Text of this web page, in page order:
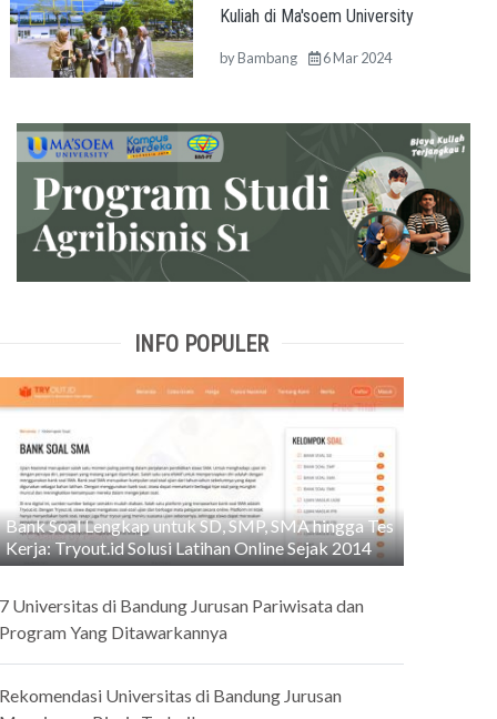
Kuliah di Ma'soem University
byBambang 6 Mar 2024
INFO POPULER
Bank Soal Lengkap untuk SD, SMP, SMA hingga Tes
Kerja: Tryout.id Solusi Latihan Online Sejak 2014
Universitas di Bandung Jurusan Pariwisata dan
Yang Ditawarkannya
Universitas di Bandung Jurusan